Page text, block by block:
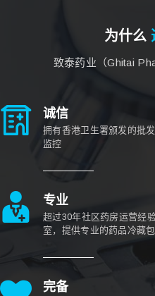
为什么
致泰药业（Ghitai
诚信
拥有香港卫生署颁发的批
监控
专业
超过30年社区药房运营经
室，提供专业的药品冷藏
完备